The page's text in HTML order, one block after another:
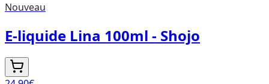
Nouveau
E-liquide Lina 100ml - Shojo